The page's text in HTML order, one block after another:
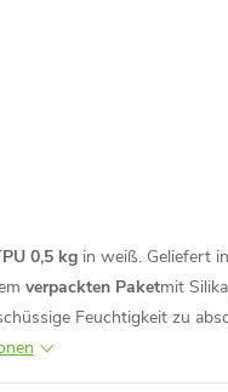
0,5 kg in weiß. Geliefert
verpackten Paketmit
Feuchtigkeit zu